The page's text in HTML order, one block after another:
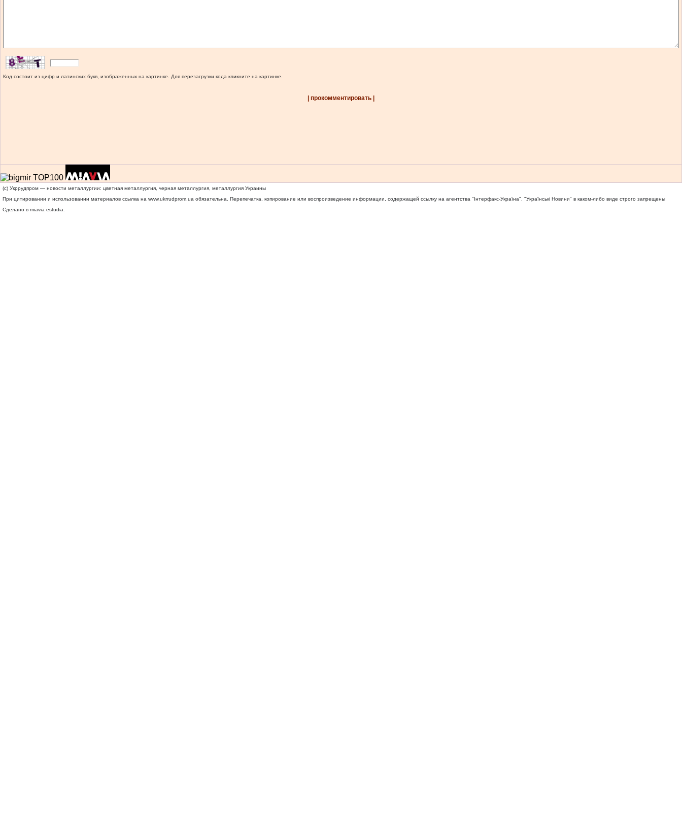
Код состоит из цифр и латинских букв, изображенных на картинке. Для перезагрузки кода кликните на картинке.
| прокомментировать |
(c) Укррудпром — новости металлургии: цветная металлургия, черная металлургия, металлургия Украины
При цитировании и использовании материалов ссылка на www.ukrrudprom.ua обязательна. Перепечатка, копирование или воспроизведение информации, содержащей ссылку на агентства "Iнтерфакс-Україна", "Українськi Новини" в каком-либо виде строго запрещены
Сделано в miavia estudia.